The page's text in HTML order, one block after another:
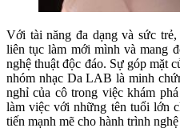
Với tài năng đa dạng và sức
liên tục làm mới mình và mang
nghệ thuật độc đáo. Sự góp mặt
nhóm nhạc Da LAB là minh
nghỉ của cô trong việc khám
làm việc với những tên tuổi lớn
tiến mạnh mẽ cho hành trình